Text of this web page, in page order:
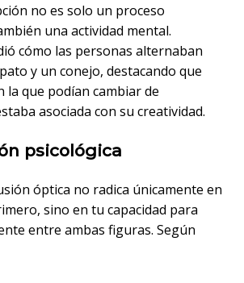
no es solo un proceso
una actividad mental.
cómo las personas alternaban
y un conejo, destacando que
la que podían cambiar de
asociada con su creatividad.
psicológica
óptica no radica únicamente en
sino en tu capacidad para
entre ambas figuras. Según